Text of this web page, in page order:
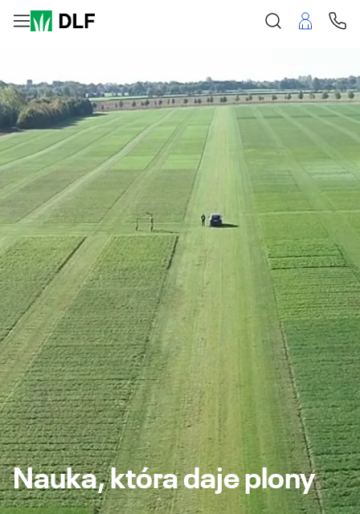
Nauka, która daje plony